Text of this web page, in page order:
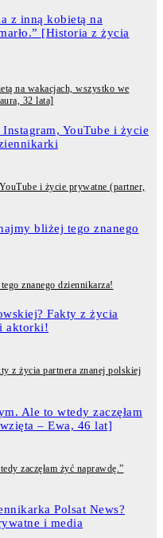
na wakacjach, wszystko we
32 lata]
i życie prywatne (partner,
znanego dziennikarza!
z życia partnera znanej polskiej
zaczęłam żyć naprawdę.”